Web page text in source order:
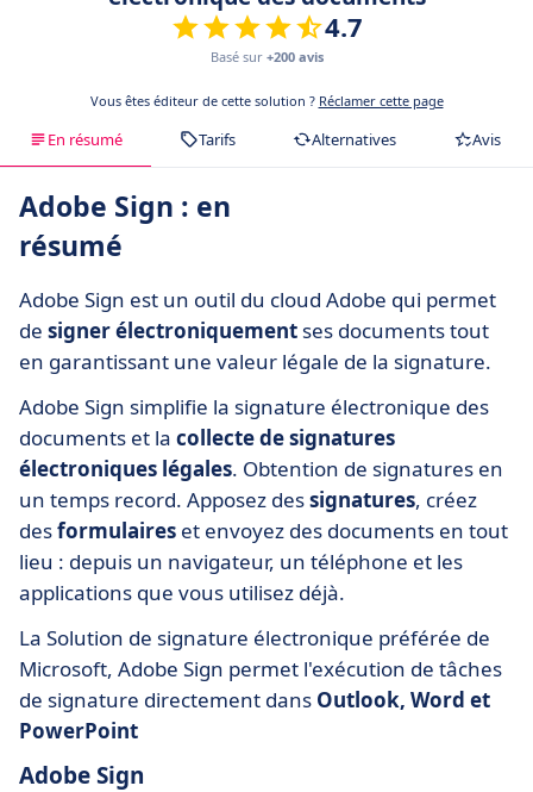
4.7
Basé sur +200 avis
Vous êtes éditeur de cette solution ? Réclamer cette page
En résumé Tarifs Alternatives Avis
Adobe Sign : en
résumé
Adobe Sign est un outil du cloud Adobe qui permet
de signer électroniquement ses documents tout
en garantissant une valeur légale de la signature.
Adobe Sign simplifie la signature électronique des
documents et la collecte de signatures
électroniques légales. Obtention de signatures en
un temps record. Apposez dessignatures, créez
desformulaires et envoyez des documents en tout
lieu : depuis un navigateur, un téléphone et les
applications que vous utilisez déjà.
La Solution de signature électronique préférée de
Microsoft, Adobe Sign permet l'exécution de tâches
de signature directement dans Outlook, Word et
PowerPoint
Adobe Sign